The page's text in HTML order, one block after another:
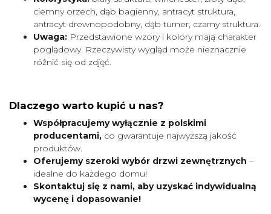
ciemny orzech, dąb bagienny, antracyt struktura,
antracyt drewnopodobny, dąb turner, czarny struktura.
Uwaga: Przedstawione wzory i kolory mają charakter
poglądowy. Rzeczywisty wygląd może nieznacznie
różnić się od zdjęć.
Dlaczego warto kupić u nas?
Współpracujemy wyłącznie z polskimi
producentami, co gwarantuje najwyższą jakość
produktów.
Oferujemy szeroki wybór drzwi zewnętrznych –
idealne do każdego domu!
Skontaktuj się z nami, aby uzyskać indywidualną
wycenę i dopasowanie!